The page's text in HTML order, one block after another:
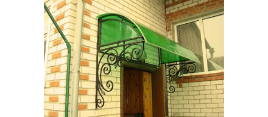
Навес для автомобиля Входной навес
Навесы над входом Навес для дачи